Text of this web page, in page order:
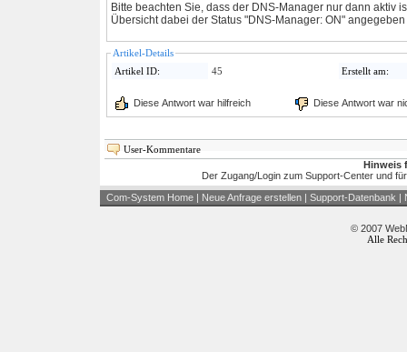
Bitte beachten Sie, dass der DNS-Manager nur dann aktiv
Übersicht dabei der Status "DNS-Manager: ON" angegeben
Artikel-Details
Artikel ID:
45 Erstellt am:
Diese Antwort war hilfreich Diese Antwort war
User-Kommentare
Hinweis
Der Zugang/Login zum Support-Center und
Com-System Home | Neue Anfrage erstellen | Support-Datenbank |
© 2007
Alle